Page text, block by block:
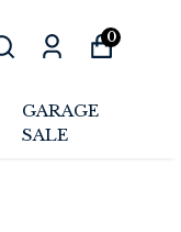
GARAGE
SALE
0